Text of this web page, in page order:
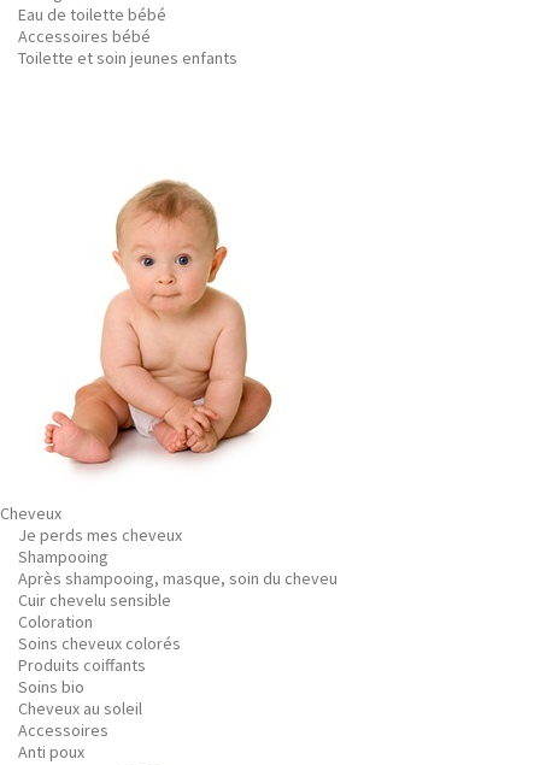
Eau de toilette bébé
Accessoires bébé
Toilette et soin jeunes enfants
Cheveux
Je perds mes cheveux
Shampooing
Après shampooing, masque, soin du cheveu
Cuir chevelu sensible
Coloration
Soins cheveux colorés
Produits coiffants
Soins bio
Cheveux au soleil
Accessoires
Anti poux